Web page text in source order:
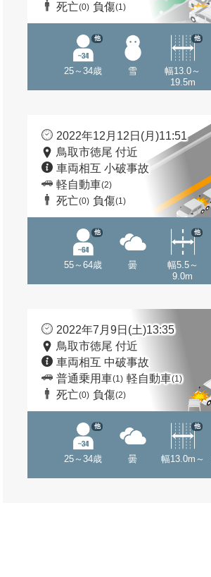
死亡(0) 負傷(1)
25～34歳
他
雪
幅13.0～
19.5m
他
2022年12月12日(月)11:51
鳥取市徳尾 付近
車両相互 小破事故
軽自動車(2)
死亡(0) 負傷(1)
55～64歳
他
曇
幅5.5～
9.0m
他
2022年7月9日(土)13:35
鳥取市徳尾 付近
車両相互 中破事故
普通乗用車(1) 軽自動車(1)
死亡(0) 負傷(2)
25～34歳
他
曇 幅13.0m～
他